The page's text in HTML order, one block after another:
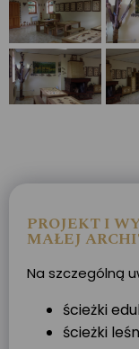
PROJEKT I
MAŁEJ
Na szczególną
ścieżki
ścieżki